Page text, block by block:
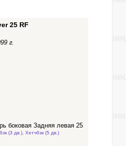
25 RF
г.
боковая Задняя левая 25
(3 дв.), Хетчбэк (5 дв.)